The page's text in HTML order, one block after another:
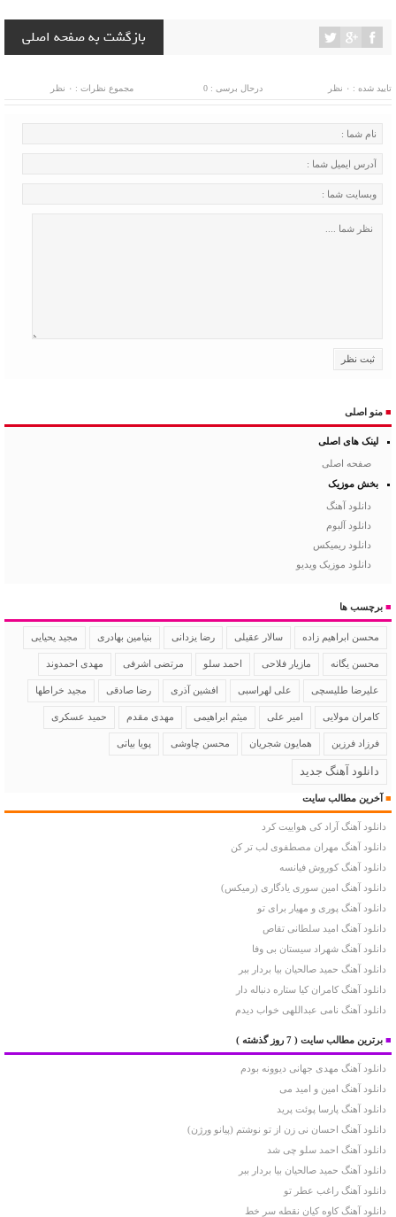
بازگشت به صفحه اصلی
تایید شده : ۰ نظر درحال برسی : 0 مجموع نظرات : ۰ نظر
■ منو اصلی
لینک های اصلی
صفحه اصلی
بخش موزیک
دانلود آهنگ
دانلود آلبوم
دانلود ریمیکس
دانلود موزیک ویدیو
■ برچسب ها
محسن ابراهیم زاده سالار عقیلی رضا یزدانی بنیامین بهادری مجید یحیایی
محسن یگانه مازیار فلاحی احمد سلو مرتضی اشرفی مهدی احمدوند
علیرضا طلیسچی علی لهراسبی افشین آذری رضا صادقی مجید خراطها
کامران مولایی امیر علی میثم ابراهیمی مهدی مقدم حمید عسکری
فرزاد فرزین همایون شجریان محسن چاوشی پویا بیاتی
دانلود آهنگ جدید
■ آخرین مطالب سایت
دانلود آهنگ آراد کی هواییت کرد
دانلود آهنگ مهران مصطفوی لب تر کن
دانلود آهنگ کوروش فیانسه
دانلود آهنگ امین سوری یادگاری (رمیکس)
دانلود آهنگ پوری و مهیار برای تو
دانلود آهنگ امید سلطانی تقاص
دانلود آهنگ شهراد سیستان بی وفا
دانلود آهنگ حمید صالحیان بیا بردار ببر
دانلود آهنگ کامران کیا ستاره دنباله دار
دانلود آهنگ نامی عبداللهی خواب دیدم
■ برترین مطالب سایت ( 7 روز گذشته )
دانلود آهنگ مهدی جهانی دیوونه بودم
دانلود آهنگ امین و امید می
دانلود آهنگ پارسا پوئت پرید
دانلود آهنگ احسان نی زن از تو نوشتم (پیانو ورژن)
دانلود آهنگ احمد سلو چی شد
دانلود آهنگ حمید صالحیان بیا بردار ببر
دانلود آهنگ راغب عطر تو
دانلود آهنگ کاوه کیان نقطه سر خط